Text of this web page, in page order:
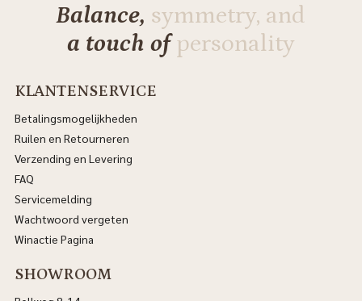
Balance, symmetry, and
a touch ofpersonality
KLANTENSERVICE
Betalingsmogelijkheden
Ruilen en Retourneren
Verzending en Levering
FAQ
Servicemelding
Wachtwoord vergeten
Winactie Pagina
SHOWROOM